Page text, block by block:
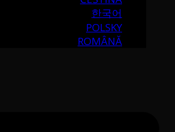
한국어
POLSKY
ROMÂNĂ